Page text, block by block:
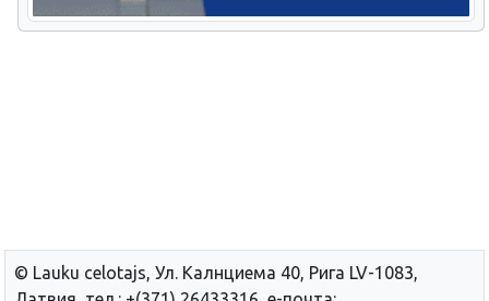
© Lauku сelotajs, Ул. Калнциема 40, Рига LV-1083,